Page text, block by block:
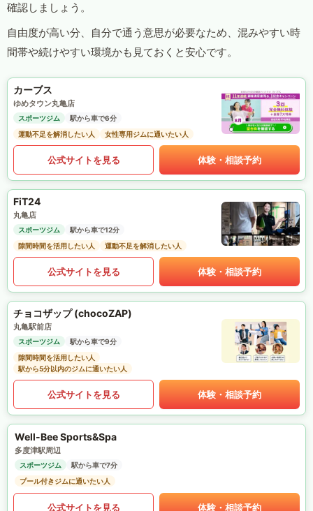
確認しましょう。
自由度が高い分、自分で通う意思が必要なため、混みやすい時
間帯や続けやすい環境かも見ておくと安心です。
カーブス
ゆめタウン丸亀店
スポーツジム
駅から車で6分
運動不足を解消したい人
女性専用ジムに通いたい人
公式サイトを見る 体験・相談予約
FiT24
丸亀店
スポーツジム
駅から車で12分
隙間時間を活用したい人
運動不足を解消したい人
公式サイトを見る 体験・相談予約
チョコザップ (chocoZAP)
丸亀駅前店
スポーツジム
駅から車で9分
隙間時間を活用したい人
駅から5分以内のジムに通いたい人
公式サイトを見る 体験・相談予約
Well-Bee Sports&Spa
多度津駅周辺
スポーツジム
駅から車で7分
プール付きジムに通いたい人
公式サイトを見る 体験・相談予約